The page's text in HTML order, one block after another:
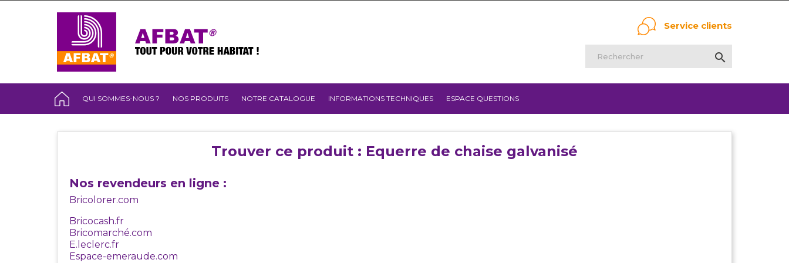
Service clients

QUI SOMMES-NOUS ? NOS PRODUITS NOTRE CATALOGUE INFORMATIONS TECHNIQUES ESPACE QUESTIONS
Trouver ce produit : Equerre de chaise galvanisé
Nos revendeurs en ligne :
Bricolorer.com
Bricocash.fr
Bricomarché.com
E.leclerc.fr
Espace-emeraude.com